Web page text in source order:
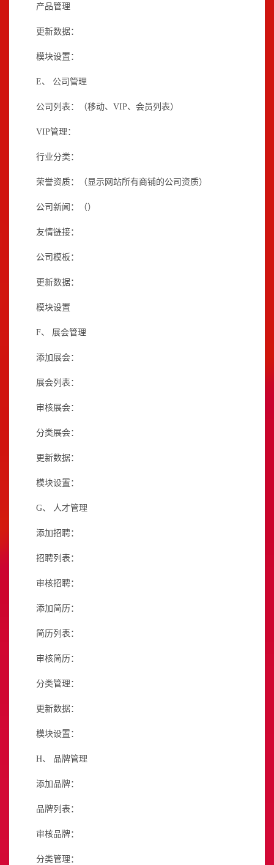
产品管理
更新数据：
模块设置：
E、 公司管理
公司列表：（移动、 VIP、会员列表）
VIP管理：
行业分类：
荣誉资质：（显示网站所有商铺的公司资质）
公司新闻：（）
友情链接：
公司模板：
更新数据：
模块设置
F、 展会管理
添加展会：
展会列表：
审核展会：
分类展会：
更新数据：
模块设置：
G、 人才管理
添加招聘：
招聘列表：
审核招聘：
添加简历：
简历列表：
审核简历：
分类管理：
更新数据：
模块设置：
H、 品牌管理
添加品牌：
品牌列表：
审核品牌：
分类管理：